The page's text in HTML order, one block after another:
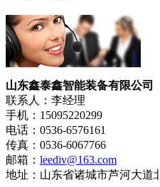
山东鑫泰鑫智能装备有限公司
联系人：李经理
手机：15095220299
电话：0536-6576161
传真：0536-6067766
邮箱： leediv@163.com
地址：山东省诸城市芦河大道